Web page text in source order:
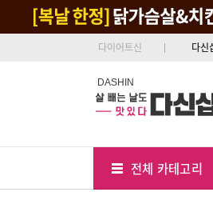
다이어트신 다신
DASHIN
전체 카테고리